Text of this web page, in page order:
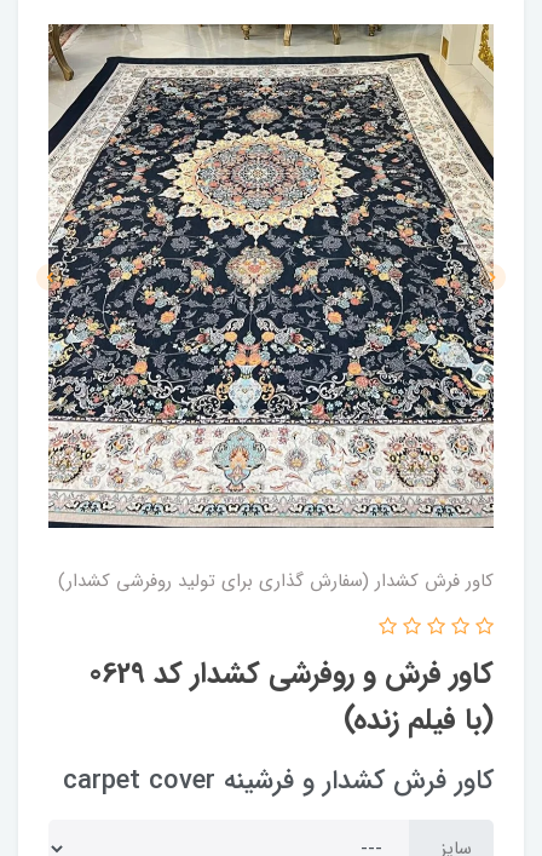
کاور فرش کشدار (سفارش گذاری برای تولید روفرشی کشدار)
کاور فرش و روفرشی کشدار کد 0629
(با فیلم زنده)
کاور فرش کشدار و فرشینه carpet cover
سایز